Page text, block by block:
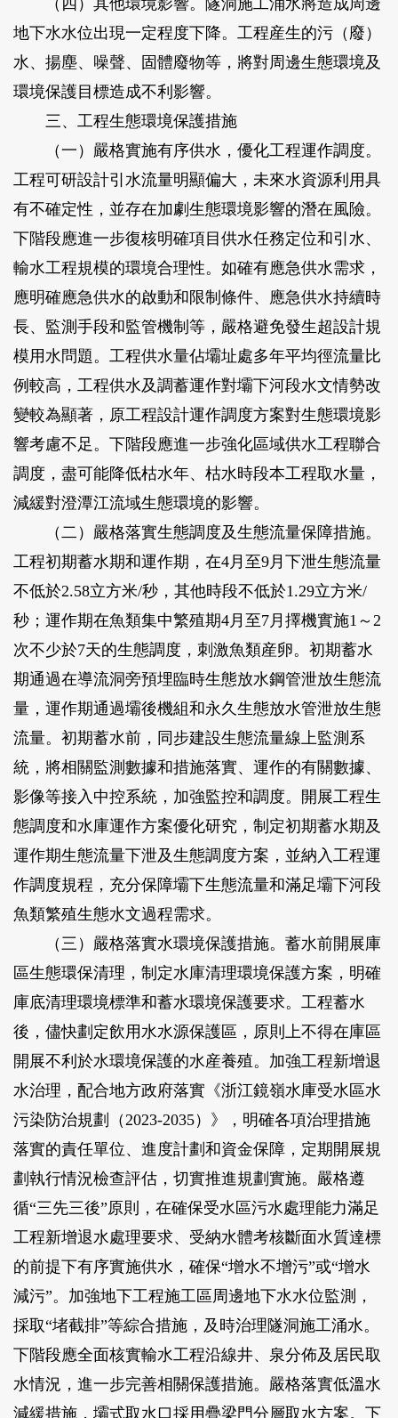
（四）其他環境影響。隧洞施工涌水將造成周邊
地下水水位出現一定程度下降。工程産生的污（廢）
水、揚塵、噪聲、固體廢物等，將對周邊生態環境及
環境保護目標造成不利影響。
三、工程生態環境保護措施
（一）嚴格實施有序供水，優化工程運作調度。
工程可研設計引水流量明顯偏大，未來水資源利用具
有不確定性，並存在加劇生態環境影響的潛在風險。
下階段應進一步復核明確項目供水任務定位和引水、
輸水工程規模的環境合理性。如確有應急供水需求，
應明確應急供水的啟動和限制條件、應急供水持續時
長、監測手段和監管機制等，嚴格避免發生超設計規
模用水問題。工程供水量佔壩址處多年平均徑流量比
例較高，工程供水及調蓄運作對壩下河段水文情勢改
變較為顯著，原工程設計運作調度方案對生態環境影
響考慮不足。下階段應進一步強化區域供水工程聯合
調度，盡可能降低枯水年、枯水時段本工程取水量，
減緩對澄潭江流域生態環境的影響。
（二）嚴格落實生態調度及生態流量保障措施。
工程初期蓄水期和運作期，在4月至9月下泄生態流量
不低於2.58立方米/秒，其他時段不低於1.29立方米/
秒；運作期在魚類集中繁殖期4月至7月擇機實施1～2
次不少於7天的生態調度，刺激魚類産卵。初期蓄水
期通過在導流洞旁預埋臨時生態放水鋼管泄放生態流
量，運作期通過壩後機組和永久生態放水管泄放生態
流量。初期蓄水前，同步建設生態流量線上監測系
統，將相關監測數據和措施落實、運作的有關數據、
影像等接入中控系統，加強監控和調度。開展工程生
態調度和水庫運作方案優化研究，制定初期蓄水期及
運作期生態流量下泄及生態調度方案，並納入工程運
作調度規程，充分保障壩下生態流量和滿足壩下河段
魚類繁殖生態水文過程需求。
（三）嚴格落實水環境保護措施。蓄水前開展庫
區生態環保清理，制定水庫清理環境保護方案，明確
庫底清理環境標準和蓄水環境保護要求。工程蓄水
後，儘快劃定飲用水水源保護區，原則上不得在庫區
開展不利於水環境保護的水産養殖。加強工程新增退
水治理，配合地方政府落實《浙江鏡嶺水庫受水區水
污染防治規劃（2023-2035）》，明確各項治理措施
落實的責任單位、進度計劃和資金保障，定期開展規
劃執行情況檢查評估，切實推進規劃實施。嚴格遵
循“三先三後”原則，在確保受水區污水處理能力滿足
工程新增退水處理要求、受納水體考核斷面水質達標
的前提下有序實施供水，確保“增水不增污”或“增水
減污”。加強地下工程施工區周邊地下水水位監測，
採取“堵截排”等綜合措施，及時治理隧洞施工涌水。
下階段應全面核實輸水工程沿線井、泉分佈及居民取
水情況，進一步完善相關保護措施。嚴格落實低溫水
減緩措施，壩式取水口採用疊梁門分層取水方案。下